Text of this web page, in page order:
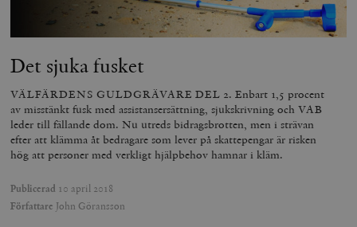
Det sjuka fusket
VÄLFÄRDENS GULDGRÄVARE DEL 2. Enbart 1,5 procent
av misstänkt fusk med assistansersättning, sjukskrivning och VAB
leder till fällande dom. Nu utreds bidragsbrotten, men i strävan
efter att klämma åt bedragare som lever på skattepengar är risken
hög att personer med verkligt hjälpbehov hamnar i kläm.
Publicerad 10 april 2018
Författare John Göransson